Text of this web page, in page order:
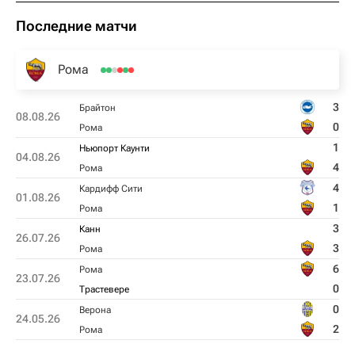
Последние матчи
Рома
08.08.26
Брайтон 3
Рома 0
04.08.26
Ньюпорт Каунти 1
Рома 4
01.08.26
Кардифф Сити 4
Рома 1
26.07.26
Канн 3
Рома 3
23.07.26
Рома 6
Трастевере 0
24.05.26
Верона 0
Рома 2